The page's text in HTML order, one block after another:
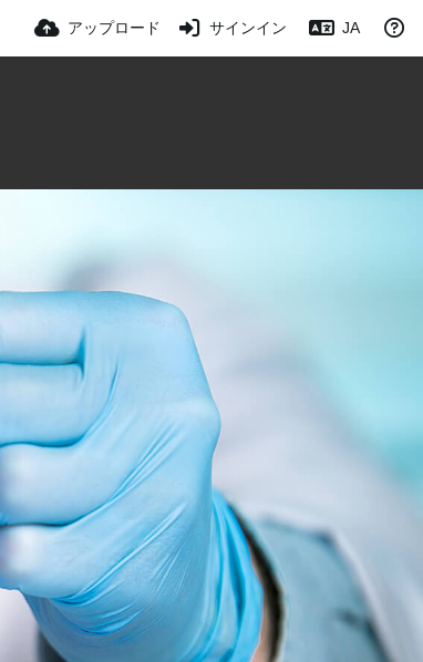
アップロード サインイン JA